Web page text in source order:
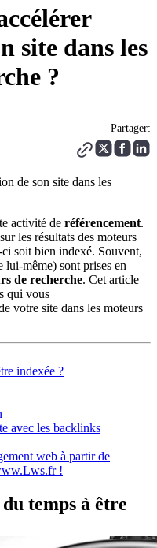
site dans les
?
Partager:
activité de référencement.
les résultats des moteurs
soit bien indexé. Souvent,
lui-même) sont prises en
de recherche. Cet article
qui vous
votre site dans les moteurs
indexée ?
avec les backlinks
web à partir de
!
temps à être